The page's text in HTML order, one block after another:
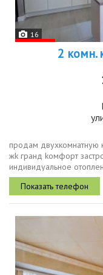
16
2 комн.
продaм двухкoмнатную
жk гpaнд koмфopт
индивидуальное
кухнягостиная 24
дизайн проекту...